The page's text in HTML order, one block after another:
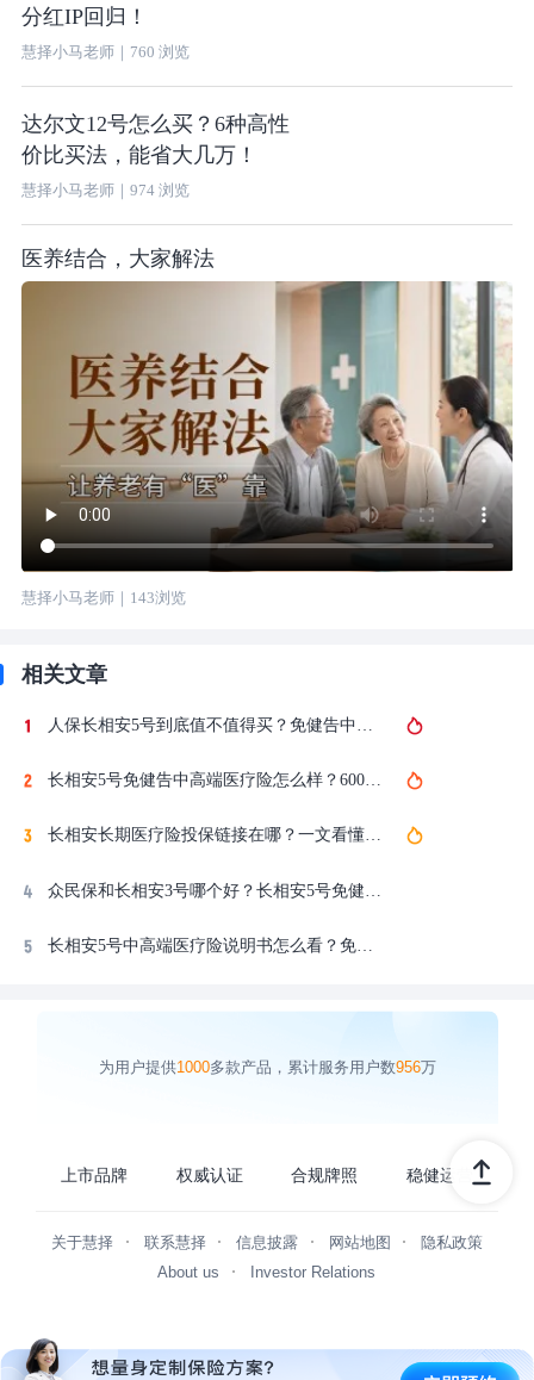
分红IP回归！
慧择小马老师｜ 760 浏览
达尔文12号怎么买？6种高性
价比买法，能省大几万！
慧择小马老师｜ 974浏览
医养结合，大家解法
慧择小马老师｜ 143浏览
相关文章
长相安5号免健告中高端医疗险怎么样？600万保额加外购药不限清单实测
长相安长期医疗险投保链接在哪？一文看懂长相安5号性价比到底高不高
长相安5号中高端医疗险说明书怎么看？免责条款和报销规则逐条翻译
为用户提供1000多款产品，累计服务用户数956万
上市品牌 权威认证 合规牌照 稳健运营
关于慧择 联系慧择 信息披露 网站地图
隐私政策
About us
Investor Relations